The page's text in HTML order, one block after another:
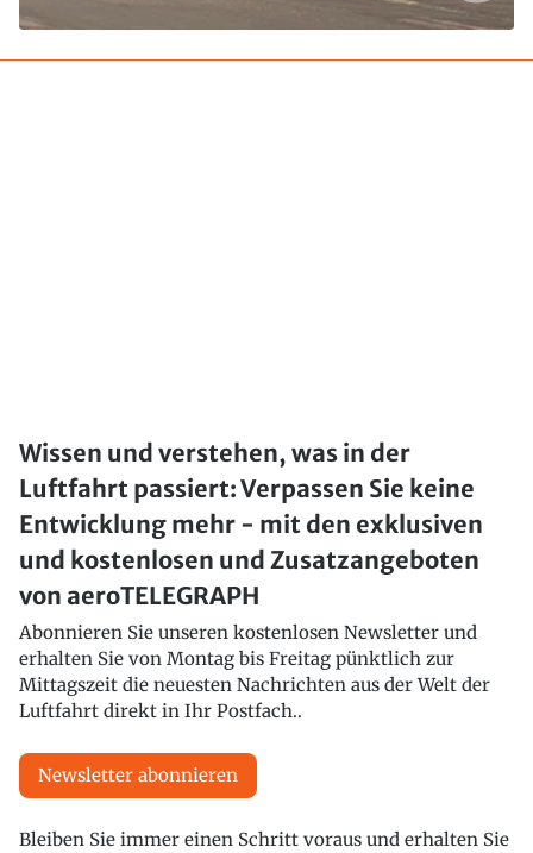
Wissen und verstehen, was in der
Luftfahrt passiert: Verpassen Sie keine
Entwicklung mehr - mit den exklusiven
und kostenlosen und Zusatzangeboten
von aeroTELEGRAPH
Abonnieren Sie unseren kostenlosen Newsletter und
erhalten Sie von Montag bis Freitag pünktlich zur
Mittagszeit die neuesten Nachrichten aus der Welt der
Luftfahrt direkt in Ihr Postfach..
Newsletter abonnieren
Bleiben Sie immer einen Schritt voraus und erhalten Sie